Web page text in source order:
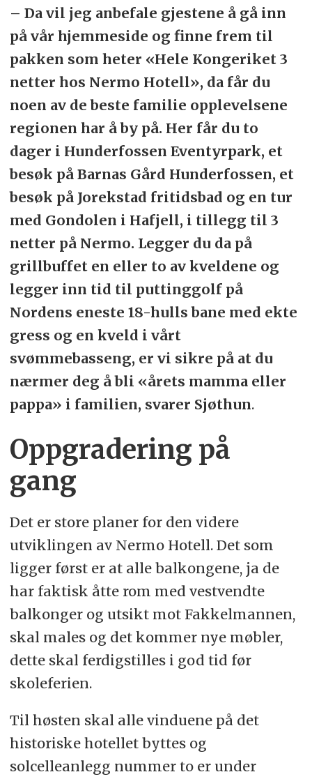
– Da vil jeg anbefale gjestene å gå inn
på vår hjemmeside og finne frem til
pakken som heter «Hele Kongeriket 3
netter hos Nermo Hotell», da får du
noen av de beste familie opplevelsene
regionen har å by på. Her får du to
dager i Hunderfossen Eventyrpark, et
besøk på Barnas Gård Hunderfossen, et
besøk på Jorekstad fritidsbad og en tur
med Gondolen i Hafjell, i tillegg til 3
netter på Nermo. Legger du da på
grillbuffet en eller to av kveldene og
legger inn tid til puttinggolf på
Nordens eneste 18-hulls bane med ekte
gress og en kveld i vårt
svømmebasseng, er vi sikre på at du
nærmer deg å bli «årets mamma eller
pappa» i familien, svarer Sjøthun.
Oppgradering på
gang
Det er store planer for den videre
utviklingen av Nermo Hotell. Det som
ligger først er at alle balkongene, ja de
har faktisk åtte rom med vestvendte
balkonger og utsikt mot Fakkelmannen,
skal males og det kommer nye møbler,
dette skal ferdigstilles i god tid før
skoleferien.
Til høsten skal alle vinduene på det
historiske hotellet byttes og
solcelleanlegg nummer to er under